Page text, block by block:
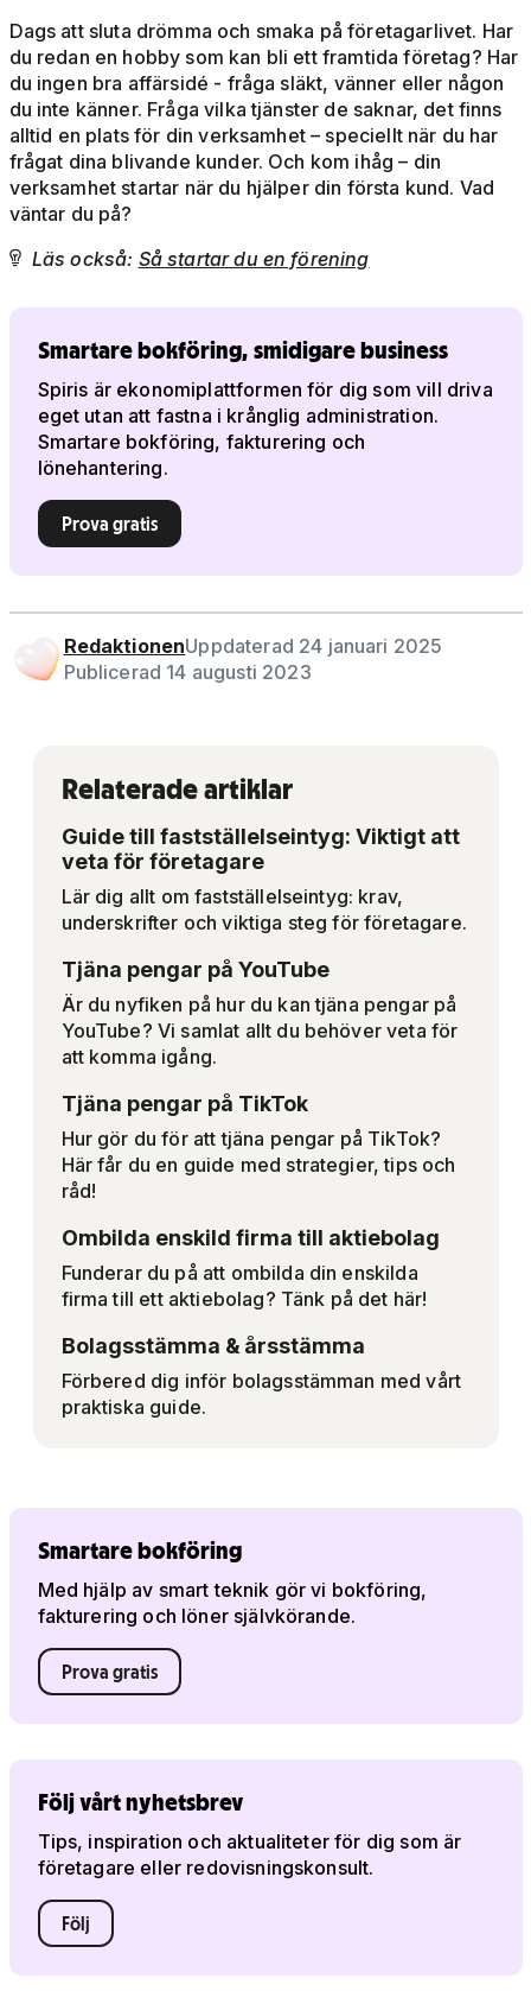
Dags att sluta drömma och smaka på företagarlivet. Har
du redan en hobby som kan bli ett framtida företag? Har
du ingen bra affärsidé - fråga släkt, vänner eller någon
du inte känner. Fråga vilka tjänster de saknar, det finns
alltid en plats för din verksamhet – speciellt när du har
frågat dina blivande kunder. Och kom ihåg – din
verksamhet startar när du hjälper din första kund. Vad
väntar du på?
 Läs också: Så startar du en förening
Smartare bokföring, smidigare business
Spiris är ekonomiplattformen för dig som vill driva
eget utan att fastna i krånglig administration.
Smartare bokföring, fakturering och
lönehantering.
Prova gratis
RedaktionenUppdaterad 24 januari 2025
Publicerad 14 augusti 2023
Relaterade artiklar
Guide till fastställelseintyg: Viktigt att
veta för företagare
Lär dig allt om fastställelseintyg: krav,
underskrifter och viktiga steg för företagare.
Tjäna pengar på YouTube
Är du nyfiken på hur du kan tjäna pengar på
YouTube? Vi samlat allt du behöver veta för
att komma igång.
Tjäna pengar på TikTok
Hur gör du för att tjäna pengar på TikTok?
Här får du en guide med strategier, tips och
råd!
Ombilda enskild firma till aktiebolag
Funderar du på att ombilda din enskilda
firma till ett aktiebolag? Tänk på det här!
Bolagsstämma & årsstämma
Förbered dig inför bolagsstämman med vårt
praktiska guide.
Smartare bokföring
Med hjälp av smart teknik gör vi bokföring,
fakturering och löner självkörande.
Prova gratis
Följ vårt nyhetsbrev
Tips, inspiration och aktualiteter för dig som är
företagare eller redovisningskonsult.
Följ